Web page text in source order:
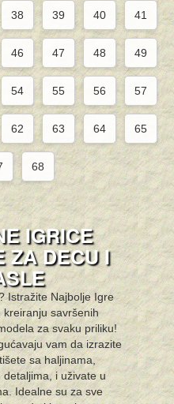
38 39 40 41
46 47 48 49
54 55 56 57
62 63 64 65
68
IGRICE
ZA DECU I
Istražite Najbolje Igre
kreiranju savršenih
za svaku priliku!
vam da izrazite
sa haljinama,
i uživate u
Idealne su za sve